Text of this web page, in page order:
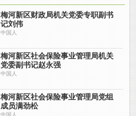
梅河新区财政局机关党委专职副书
记刘伟
中国人
梅河新区社会保险事业管理局机关
党委副书记赵永强
中国人
梅河新区社会保险事业管理局党组
成员满劲松
中国人